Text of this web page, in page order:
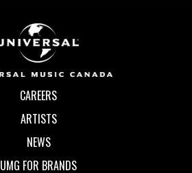
CAREERS
ARTISTS
NEWS
UMG FOR BRANDS